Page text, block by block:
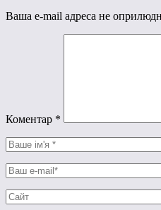
Ваша e-mail адреса не
Коментар *